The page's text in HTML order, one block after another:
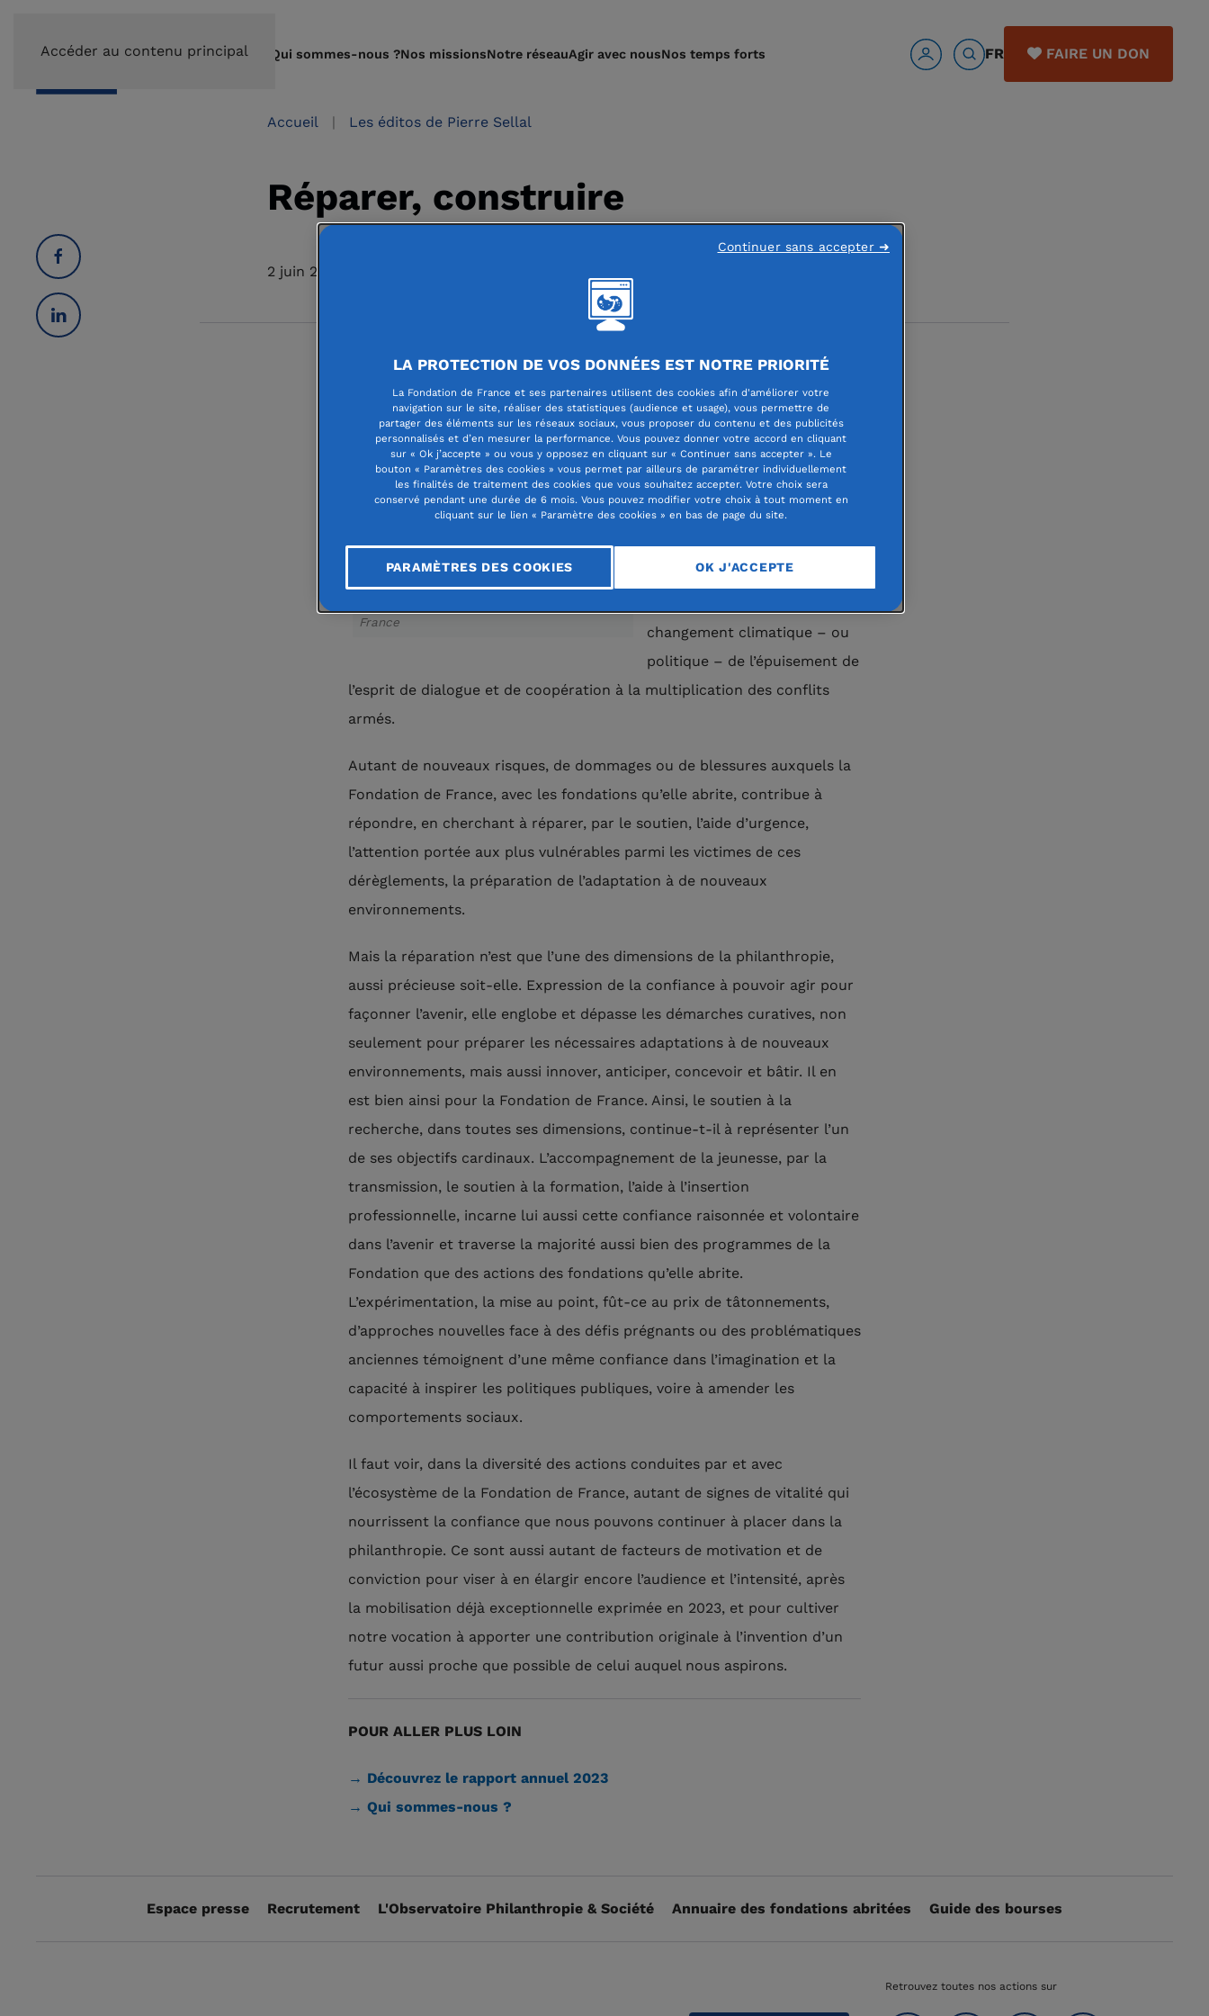
Accéder au contenu principal Qui sommes-nous ?Nos missionsNotre réseauAgir avec nousNos temps forts FR FAIRE UN DON
Accueil Les éditos de Pierre Sellal
Réparer, construire
2 juin 2022
France
2023, une année marquée
encore une fois, peut-être de
manière aggravée, par les
dérèglements du monde,
qu’ils soient d’ordre physique
– catastrophes naturelles
répétées ou manifestations
tangibles et de plus en plus
changement climatique – ou
politique – de l’épuisement de
l’esprit de dialogue et de coopération à la multiplication des conflits
armés.
Autant de nouveaux risques, de dommages ou de blessures auxquels la
Fondation de France, avec les fondations qu’elle abrite, contribue à
répondre, en cherchant à réparer, par le soutien, l’aide d’urgence,
l’attention portée aux plus vulnérables parmi les victimes de ces
dérèglements, la préparation de l’adaptation à de nouveaux
environnements.
Mais la réparation n’est que l’une des dimensions de la philanthropie,
aussi précieuse soit-elle. Expression de la confiance à pouvoir agir pour
façonner l’avenir, elle englobe et dépasse les démarches curatives, non
seulement pour préparer les nécessaires adaptations à de nouveaux
environnements, mais aussi innover, anticiper, concevoir et bâtir. Il en
est bien ainsi pour la Fondation de France. Ainsi, le soutien à la
recherche, dans toutes ses dimensions, continue-t-il à représenter l’un
de ses objectifs cardinaux. L’accompagnement de la jeunesse, par la
transmission, le soutien à la formation, l’aide à l’insertion
professionnelle, incarne lui aussi cette confiance raisonnée et volontaire
dans l’avenir et traverse la majorité aussi bien des programmes de la
Fondation que des actions des fondations qu’elle abrite.
L’expérimentation, la mise au point, fût-ce au prix de tâtonnements,
d’approches nouvelles face à des défis prégnants ou des problématiques
anciennes témoignent d’une même confiance dans l’imagination et la
capacité à inspirer les politiques publiques, voire à amender les
comportements sociaux.
Il faut voir, dans la diversité des actions conduites par et avec
l’écosystème de la Fondation de France, autant de signes de vitalité qui
nourrissent la confiance que nous pouvons continuer à placer dans la
philanthropie. Ce sont aussi autant de facteurs de motivation et de
conviction pour viser à en élargir encore l’audience et l’intensité, après
la mobilisation déjà exceptionnelle exprimée en 2023, et pour cultiver
notre vocation à apporter une contribution originale à l’invention d’un
futur aussi proche que possible de celui auquel nous aspirons.
POUR ALLER PLUS LOIN
→ Découvrez le rapport annuel 2023
→ Qui sommes-nous ?
Espace presse Recrutement L'Observatoire Philanthropie & Société Annuaire des fondations abritées Guide des bourses
Retrouvez toutes nos actions sur
LA PROTECTION DE VOS DONNÉES EST NOTRE PRIORITÉ
La Fondation de France et ses partenaires utilisent des cookies afin d'améliorer votre
navigation sur le site, réaliser des statistiques (audience et usage), vous permettre de
partager des éléments sur les réseaux sociaux, vous proposer du contenu et des publicités
personnalisés et d’en mesurer la performance. Vous pouvez donner votre accord en cliquant
sur « Ok j’accepte » ou vous y opposez en cliquant sur « Continuer sans accepter ». Le
bouton « Paramètres des cookies » vous permet par ailleurs de paramétrer individuellement
les finalités de traitement des cookies que vous souhaitez accepter. Votre choix sera
conservé pendant une durée de 6 mois. Vous pouvez modifier votre choix à tout moment en
cliquant sur le lien « Paramètre des cookies » en bas de page du site.
PARAMÈTRES DES COOKIES OK J'ACCEPTE
Continuer sans accepter ➜